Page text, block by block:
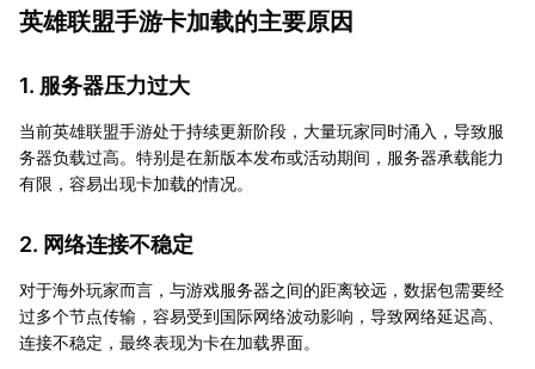
英雄联盟手游卡加载的主要原因
1. 服务器压力过大
当前英雄联盟手游处于持续更新阶段，大量玩家同时涌入，导致服
务器负载过高。特别是在新版本发布或活动期间，服务器承载能力
有限，容易出现卡加载的情况。
2. 网络连接不稳定
对于海外玩家而言，与游戏服务器之间的距离较远，数据包需要经
过多个节点传输，容易受到国际网络波动影响，导致网络延迟高、
连接不稳定，最终表现为卡在加载界面。